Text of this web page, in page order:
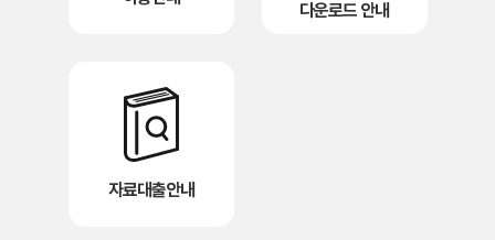
다운로드 안내
자료대출안내